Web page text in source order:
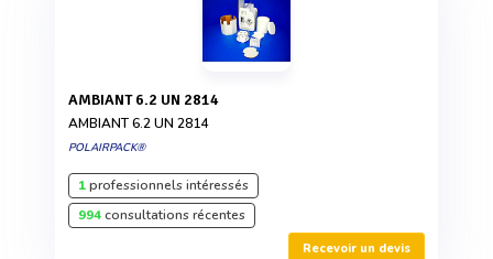
AMBIANT 6.2 UN 2814
AMBIANT 6.2 UN 2814
POLAIRPACK®
1professionnels intéressés
994consultations récentes
Recevoir un devis